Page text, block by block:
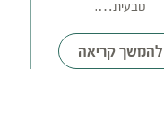
טבעית….
להמשך קריאה